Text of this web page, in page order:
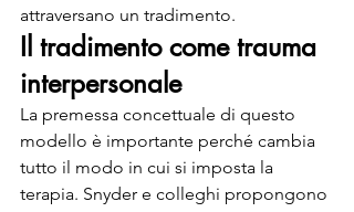
attraversano un tradimento.
Il tradimento come trauma
interpersonale
La premessa concettuale di questo
modello è importante perché cambia
tutto il modo in cui si imposta la
terapia. Snyder e colleghi propongono